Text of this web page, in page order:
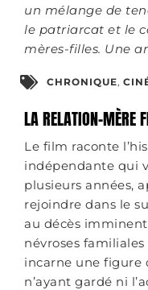
un mélange de
le patriarcat et le
mères-filles. Une
CHRONIQUE,
LA RELATION-MÈRE
Le film raconte
indépendante qui
plusieurs années,
rejoindre dans le
au décès
névroses
incarne une figure
n’ayant gardé ni